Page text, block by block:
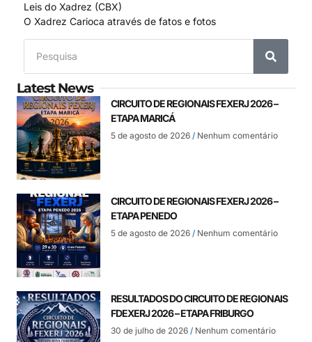
Leis do Xadrez (CBX)
O Xadrez Carioca através de fatos e fotos
Latest News
CIRCUITO DE REGIONAIS FEXERJ 2026 –
ETAPA MARICÁ
5 de agosto de 2026 Nenhum comentário
CIRCUITO DE REGIONAIS FEXERJ 2026 –
ETAPA PENEDO
5 de agosto de 2026 Nenhum comentário
RESULTADOS DO CIRCUITO DE REGIONAIS
FDEXERJ 2026 – ETAPA FRIBURGO
30 de julho de 2026 Nenhum comentário